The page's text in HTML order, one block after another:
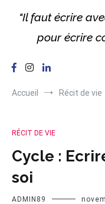
"Il faut écrire
pour écrire
Accueil Récit de vie
RÉCIT DE VIE
Cycle :
soi
ADMIN89